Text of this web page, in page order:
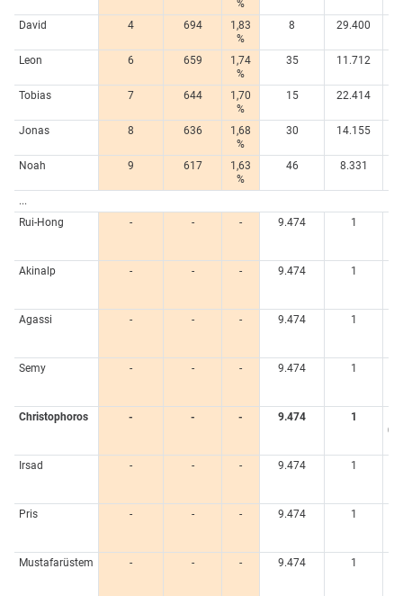
%
David
4 694
1,83
%
8 29.400
Leon
6 659
1,74
%
35 11.712
Tobias
7 644
1,70
%
15 22.414
Jonas
8 636
1,68
%
30 14.155
Noah
9 617
1,63
%
46 8.331
...
Rui-Hong
- - - 9.474 1
Akinalp
- - - 9.474 1
Agassi
- - - 9.474 1
Semy
- - - 9.474 1
Christophoros
- - - 9.474 1
Irsad
- - - 9.474 1
Pris
- - - 9.474 1
Mustafarüstem
- - - 9.474 1